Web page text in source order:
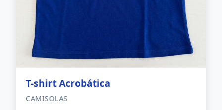
T-shirt Acrobática
CAMISOLAS